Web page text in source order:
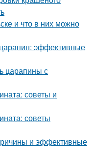
и что в них можно
царапин: эффективные
царапины с
советы и
советы
и эффективные